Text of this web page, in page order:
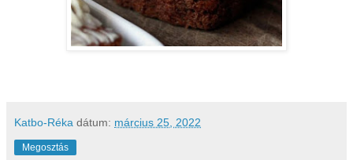
Katbo-Réka dátum: március 25, 2022
Megosztás